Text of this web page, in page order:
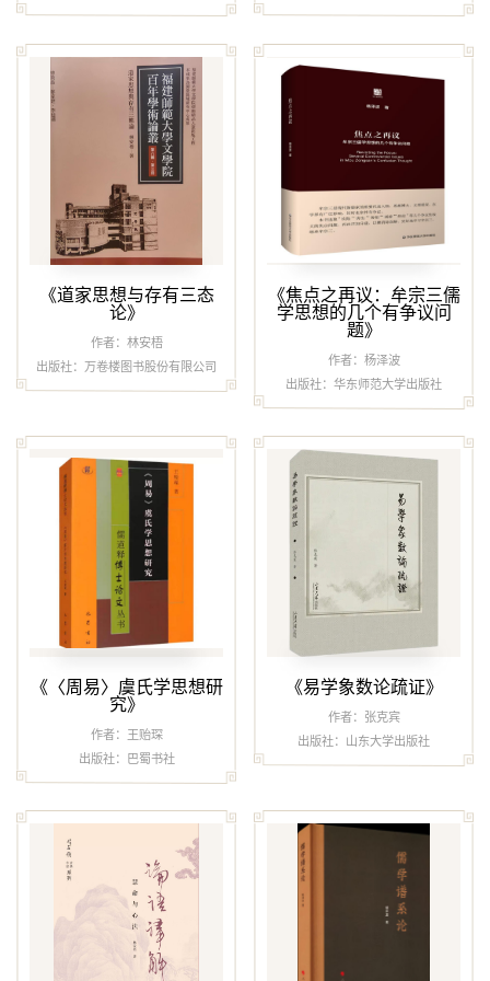
《道家思想与存有三态
论》
作者：林安梧
出版社：万卷楼图书股份有限公司
《焦点之再议：牟宗三儒
学思想的几个有争议问
题》
作者：杨泽波
出版社：华东师范大学出版社
《〈周易〉虞氏学思想研
究》
作者：王贻琛
出版社：巴蜀书社
《易学象数论疏证》
作者：张克宾
出版社：山东大学出版社